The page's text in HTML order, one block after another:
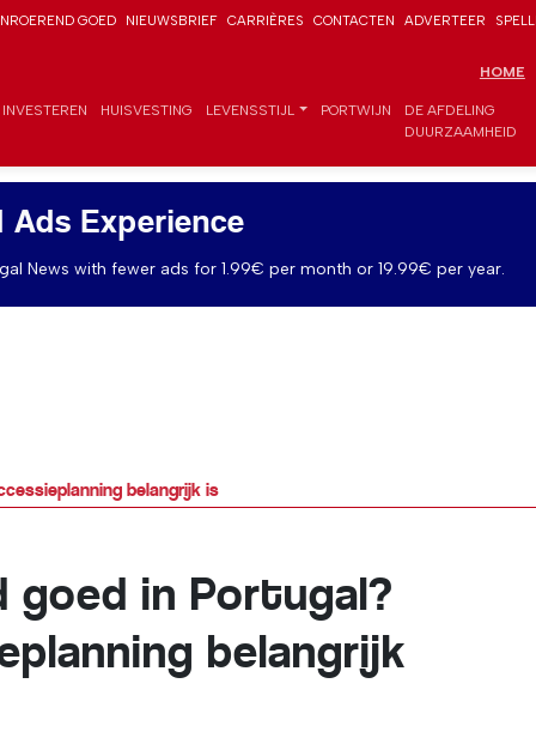
GOED NIEUWSBRIEF CARRIÈRES CONTACTEN ADVERTEER
HOME
INVESTEREN HUISVESTING LEVENSSTIJL PORTWIJN
DE AFDELING
DUURZAAMHEID
Ads Experience
News with fewer ads for 1.99€ per month or 19.99€ per year.
belangrijk is
goed in Portugal?
belangrijk